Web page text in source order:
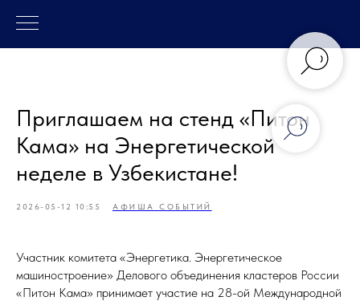
Приглашаем на стенд «Питон
Кама» на Энергетической
неделе в Узбекистане!
2026-05-12 10:55 АФИША СОБЫТИЙ
Участник комитета «Энергетика. Энергетическое
машиностроение» Делового объединения кластеров России
«Питон Кама» принимает участие на 28-ой Международной